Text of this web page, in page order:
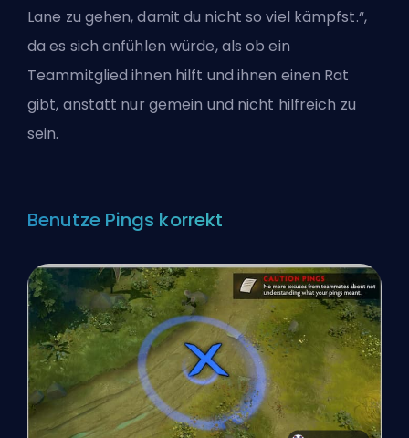
Lane zu gehen, damit du nicht so viel kämpfst.“,
da es sich anfühlen würde, als ob ein
Teammitglied ihnen hilft und ihnen einen Rat
gibt, anstatt nur gemein und nicht hilfreich zu
sein.
Benutze Pings korrekt